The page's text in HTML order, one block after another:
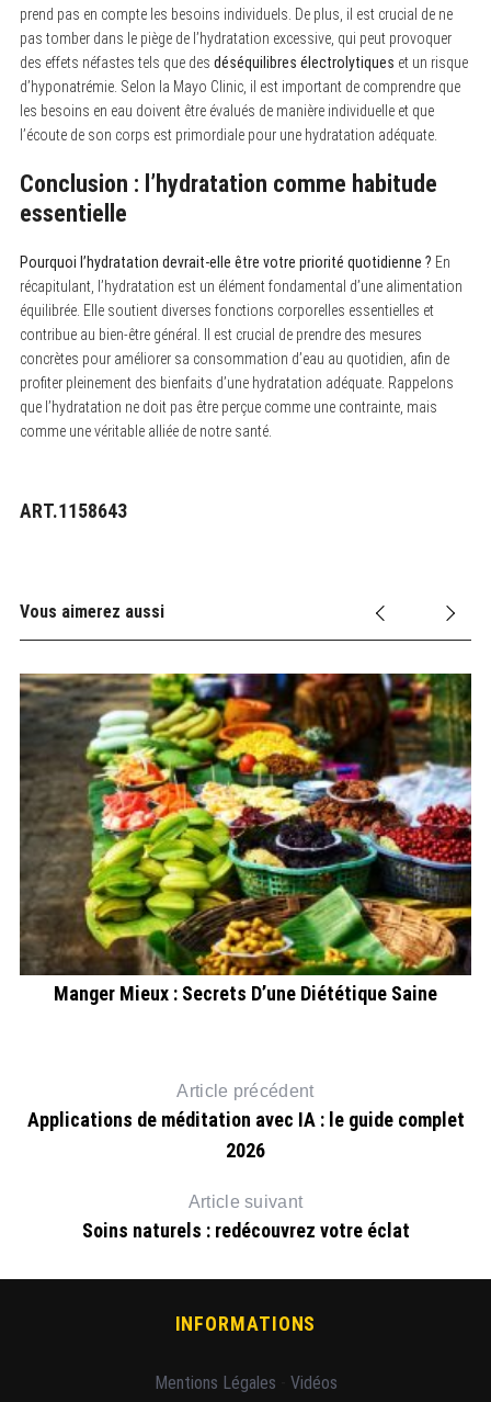
prend pas en compte les besoins individuels. De plus, il est crucial de ne
pas tomber dans le piège de l’hydratation excessive, qui peut provoquer
des effets néfastes tels que des déséquilibres électrolytiques et un risque
d’hyponatrémie. Selon la Mayo Clinic, il est important de comprendre que
les besoins en eau doivent être évalués de manière individuelle et que
l’écoute de son corps est primordiale pour une hydratation adéquate.
Conclusion : l’hydratation comme habitude
essentielle
Pourquoi l’hydratation devrait-elle être votre priorité quotidienne ? En
récapitulant, l’hydratation est un élément fondamental d’une alimentation
équilibrée. Elle soutient diverses fonctions corporelles essentielles et
contribue au bien-être général. Il est crucial de prendre des mesures
concrètes pour améliorer sa consommation d’eau au quotidien, afin de
profiter pleinement des bienfaits d’une hydratation adéquate. Rappelons
que l’hydratation ne doit pas être perçue comme une contrainte, mais
comme une véritable alliée de notre santé.
ART.1158643
Vous aimerez aussi
Manger Mieux : Secrets D’une Diététique Saine
Article précédent
Applications de méditation avec IA : le guide complet
2026
Article suivant
Soins naturels : redécouvrez votre éclat
INFORMATIONS
Mentions Légales Vidéos